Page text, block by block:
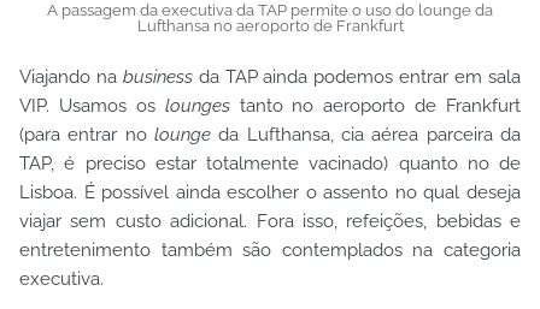
A passagem da executiva da TAP permite o uso do lounge da
Lufthansa no aeroporto de Frankfurt
Viajando na businessda TAP ainda podemos entrar em sala
VIP. Usamos os loungestanto no aeroporto de Frankfurt
(para entrar no lounge da Lufthansa, cia aérea parceira da
TAP, é preciso estar totalmente vacinado) quanto no de
Lisboa. É possível ainda escolher o assento no qual deseja
viajar sem custo adicional. Fora isso, refeições, bebidas e
entretenimento também são contemplados na categoria
executiva.